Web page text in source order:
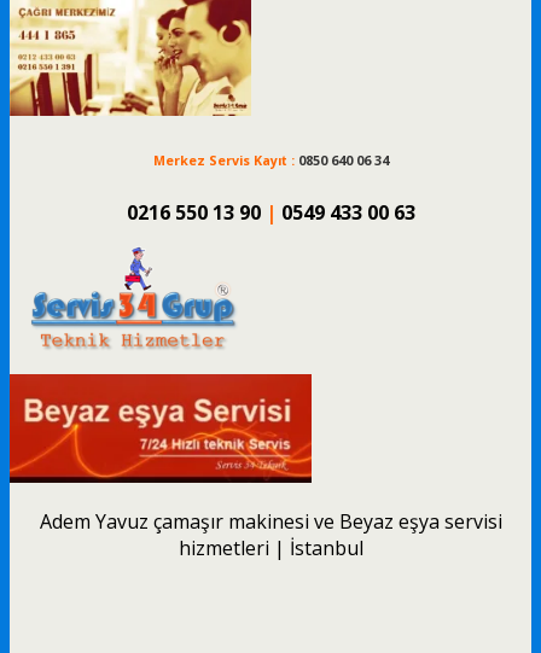
Merkez Servis Kayıt : 0850 640 06 34
0216 550 13 90 | 0549 433 00 63
Adem Yavuz çamaşır makinesi ve Beyaz eşya servisi
hizmetleri | İstanbul